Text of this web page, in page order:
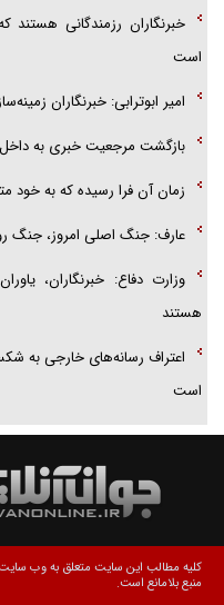
خبرنگاران رزمندگانی
است
امیر ابوترابی: خبرنگاران
بازگشت مرجعیت خبری به داخل
زمان آن فرا رسیده که به خود
عارف: جنگ اصلی امروز، جنگ
وزارت دفاع: خبرنگاران،
هستند
اعتراف رسانه‌های خارجی به
است
کلیه مطالب این سایت متعلق به وب سایت
منبع بلامانع است.